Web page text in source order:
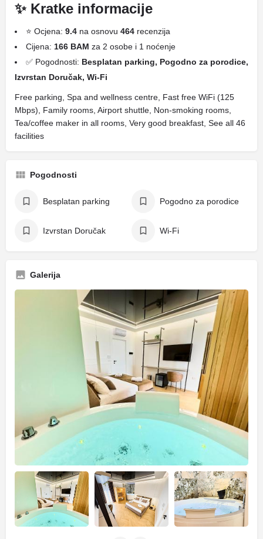
✨ Kratke informacije
⭐ Ocjena: 9.4 na osnovu 464 recenzija
Cijena: 166 BAM za 2 osobe i 1 noćenje
✅ Pogodnosti: Besplatan parking, Pogodno za porodice,
Izvrstan Doručak, Wi-Fi
Free parking, Spa and wellness centre, Fast free WiFi (125
Mbps), Family rooms, Airport shuttle, Non-smoking rooms,
Tea/coffee maker in all rooms, Very good breakfast, See all 46
facilities
Pogodnosti
Besplatan parking Pogodno za porodice
Izvrstan Doručak Wi-Fi
Galerija